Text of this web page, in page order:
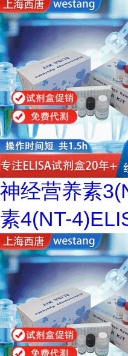
神经营养素
素4(NT-